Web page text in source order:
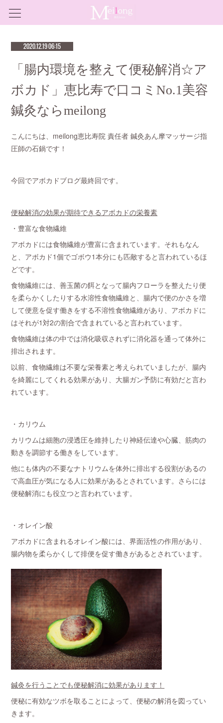
2020.12.19 06:15
「腸内環境を整えて便秘解消☆ア
ボカド」恵比寿で口コミNo.1美容
鍼灸ならmeilong
こんにちは、meilong恵比寿院 責任者 鍼灸あん摩マッサージ指
圧師の石鍋です！
今回でアボカドブログ最終回です。
便秘解消の効果が期待できるアボカドの栄養素
・豊富な食物繊維
アボカドには食物繊維が豊富に含まれています。それもなん
と、アボカド1個でゴボウ1本分にも匹敵すると言われているほ
どです。
食物繊維には、善玉菌の餌となって腸内フローラを整えたり便
を柔らかくしたりする水溶性食物繊維と、腸内で便のかさを増
して便意を促す働きをする不溶性食物繊維があり、アボカドに
はそれが1対2の割合で含まれていると言われています。
食物繊維は体の中では消化吸収されずに消化器を通って体外に
排出されます。
以前、食物繊維は不要な栄養素と考えられていましたが、腸内
を綺麗にしてくれる効果があり、大腸ガン予防に有効だと言わ
れています。
・カリウム
カリウムは細胞の浸透圧を維持したり神経伝達や心臓、筋肉の
動きを調節する働きをしています。
他にも体内の不要なナトリウムを体外に排出する役割があるの
で高血圧が気になる人に効果があるとされています。さらには
便秘解消にも役立つと言われています。
・オレイン酸
アボカドに含まれるオレイン酸には、界面活性の作用があり、
腸内物を柔らかくして排便を促す働きがあるとされています。
鍼灸を行うことでも便秘解消に効果があります！
便秘に有効なツボを取ることによって、便秘の解消を図ってい
きます。